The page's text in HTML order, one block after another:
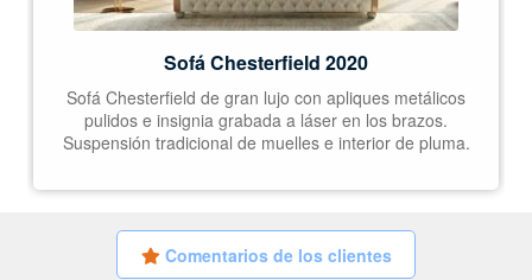
Sofá Chesterfield 2020
Sofá Chesterfield de gran lujo con apliques metálicos
pulidos e insignia grabada a láser en los brazos.
Suspensión tradicional de muelles e interior de pluma.
Comentarios de los clientes